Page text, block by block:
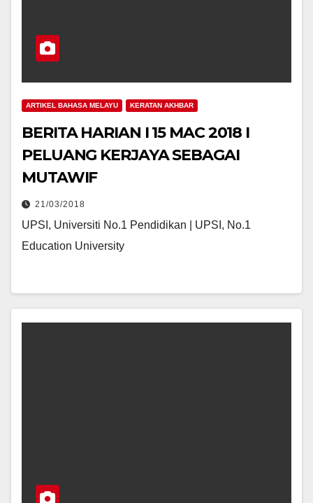
ARTIKEL BAHASA MELAYU KERATAN AKHBAR
BERITA HARIAN I 15 MAC 2018 I
PELUANG KERJAYA SEBAGAI
MUTAWIF
21/03/2018
UPSI, Universiti No.1 Pendidikan | UPSI, No.1
Education University